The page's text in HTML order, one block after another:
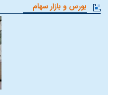
بورس و بازار سهام